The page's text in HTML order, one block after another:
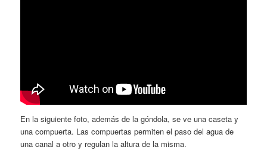
En la siguiente foto, además de la góndola, se ve una caseta y
una compuerta. Las compuertas permiten el paso del agua de
una canal a otro y regulan la altura de la misma.